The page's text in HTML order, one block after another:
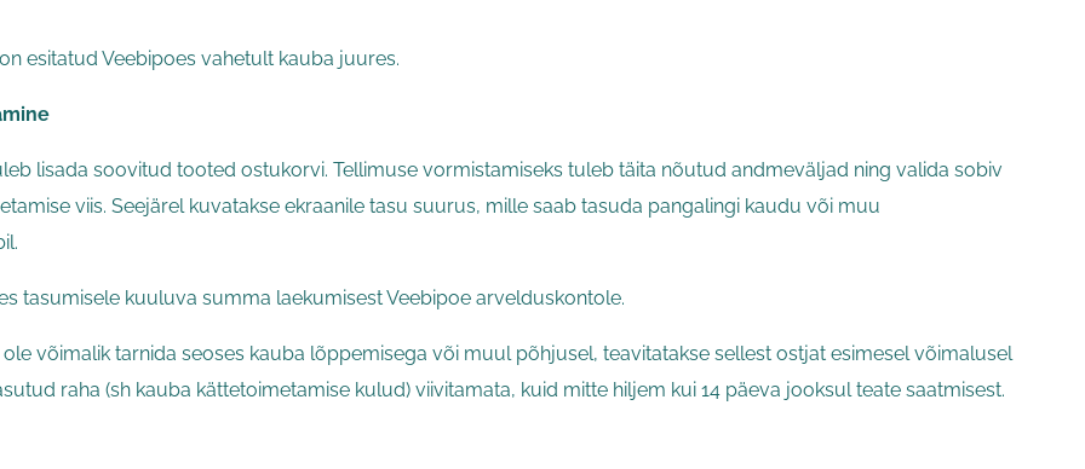
esitatud Veebipoes vahetult kauba juures.
lisada soovitud tooted ostukorvi. Tellimuse vormistamiseks tuleb täita nõutud andmeväljad ning valida sobiv
viis. Seejärel kuvatakse ekraanile tasu suurus, mille saab tasuda pangalingi kaudu või muu
tasumisele kuuluva summa laekumisest Veebipoe arvelduskontole.
võimalik tarnida seoses kauba lõppemisega või muul põhjusel, teavitatakse sellest ostjat esimesel võimalusel
raha (sh kauba kättetoimetamise kulud) viivitamata, kuid mitte hiljem kui 14 päeva jooksul teate saatmisest.